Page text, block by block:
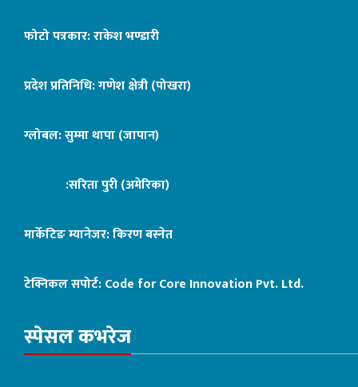
फोटो पत्रकार: राकेश भण्डारी
प्रदेश प्रतिनिधि: गणेश क्षेत्री (पोखरा)
ग्लोबल: सुम्मा थापा (जापान)
:सरिता पुरी (अमेरिका)
मार्केटिङ म्यानेजर: किरण बस्नेत
टेक्निकल सपोर्ट:Code for Core Innovation Pvt. Ltd.
स्पेसल कभरेज